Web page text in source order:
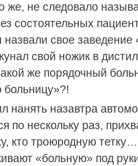
же, не следовало
состоятельных
свое
свой ножик в
же порядочный
нанять назавтра
по нескольку раз,
кто троюродную
«больную» под